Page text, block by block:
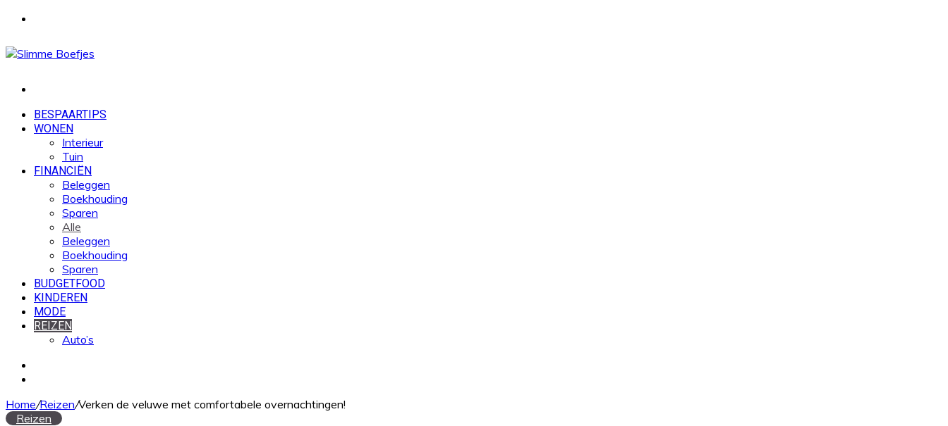
BESPAARTIPS
WONEN
Interieur
Tuin
FINANCIËN
Beleggen
Boekhouding
Sparen
Alle
Beleggen
Boekhouding
Sparen
BUDGETFOOD
KINDEREN
MODE
REIZEN
Auto’s
Home/Reizen/Verken de veluwe met comfortabele overnachtingen!
Reizen